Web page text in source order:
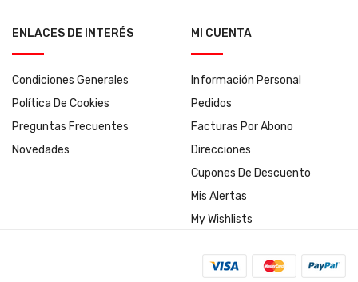
ENLACES DE INTERÉS
Condiciones Generales
Política De Cookies
Preguntas Frecuentes
Novedades
MI CUENTA
Información Personal
Pedidos
Facturas Por Abono
Direcciones
Cupones De Descuento
Mis Alertas
My Wishlists